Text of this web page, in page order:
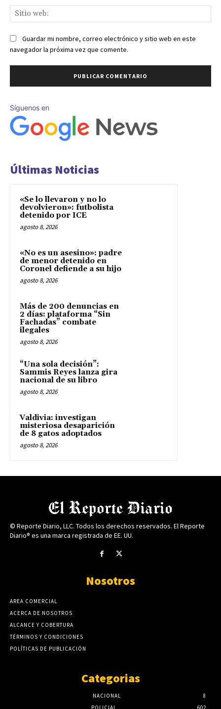
Guardar mi nombre, correo electrónico y sitio web en este
navegador la próxima vez que comente.
Síguenos en
Últimas Noticias
«Se lo llevaron y no lo
devolvieron»: futbolista
detenido por ICE
agosto 8, 2026
«No es un asesino»: padre
de menor detenido en
Coronel defiende a su hijo
agosto 8, 2026
Más de 200 denuncias en
2 días: plataforma “Sin
Fachadas” combate
ilegales
agosto 8, 2026
“Una sola decisión”:
Sammis Reyes lanza gira
nacional de su libro
agosto 8, 2026
Valdivia: investigan
misteriosa desaparición
de 8 gatos adoptados
agosto 8, 2026
© Reporte Diario, LLC. Todos los derechos reservados. El Reporte
Diario® es una marca registrada de EE. UU.
Nosotros
AREA COMERCIAL
ACERCA DE NOSOTROS
ALCANCE Y COBERTURA
TÉRMINOS Y CONDICIONES
POLÍTICAS DE PUBLICACIÓN
Categorias
NACIONAL
8
POLICIAL
602